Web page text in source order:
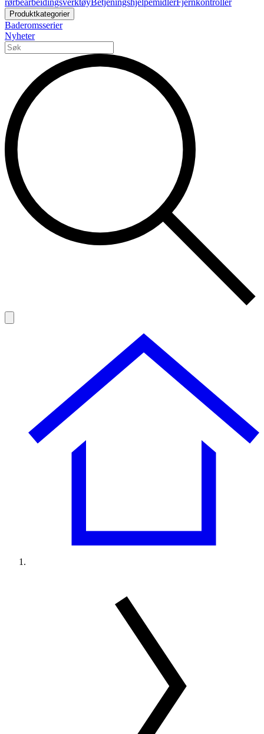
rørbearbeidingsverktøyBetjeningshjelpemidlerFjernkontroller
Produktkategorier
Baderomsserier
Nyheter